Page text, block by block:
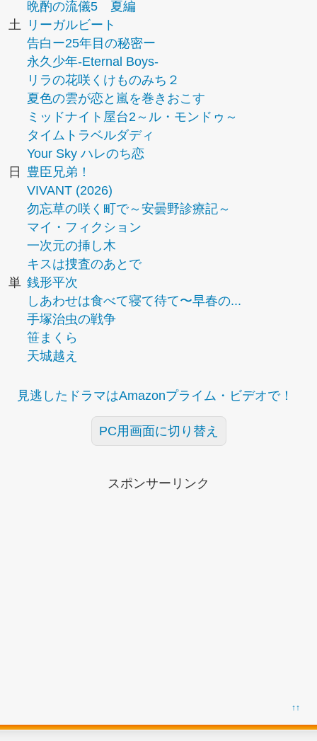
晩酌の流儀5 夏編
土
リーガルビート
告白ー25年目の秘密ー
永久少年-Eternal Boys-
リラの花咲くけものみち２
夏色の雲が恋と嵐を巻きおこす
ミッドナイト屋台2～ル・モンドゥ～
タイムトラベルダディ
Your Sky ハレのち恋
日
豊臣兄弟！
VIVANT (2026)
勿忘草の咲く町で～安曇野診療記～
マイ・フィクション
一次元の挿し木
キスは捜査のあとで
単 銭形平次
しあわせは食べて寝て待て〜早春の...
手塚治虫の戦争
笹まくら
天城越え
見逃したドラマはAmazonプライム・ビデオで！
PC用画面に切り替え
スポンサーリンク
↑↑